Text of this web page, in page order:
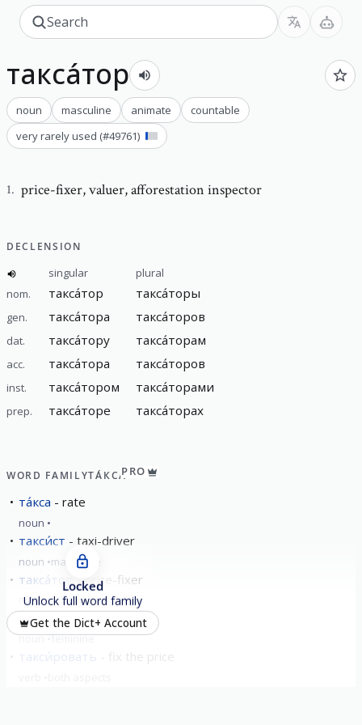
такса́тор
noun masculine animate
countable
very rarely used (#49761)
1. price-fixer,valuer, afforestation inspector
DECLENSION
singular
plural
nom.
такса́тор такса́торы
gen. такса́тора такса́торов
dat. такса́тору такса́торам
acc. такса́тора такса́торов
inst. такса́тором такса́торами
prep. такса́торе такса́торах
WORD FAMILYТА́КСАPRO
та́кса rate
noun
такси́ст taxi-driver
noun masculine
такса́тор price-fixer
noun masculine
такса́ция price-fixing
noun feminine
такси́ровать
Locked
Unlock full word family
Get the Dict+ Account